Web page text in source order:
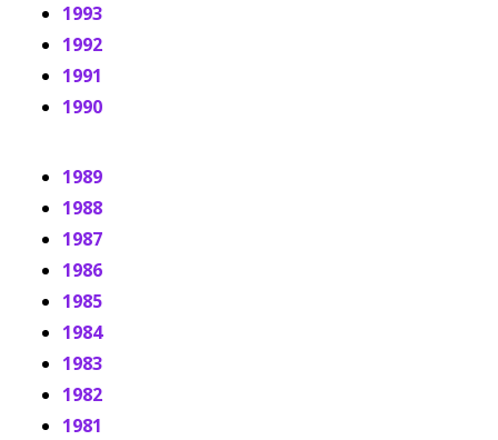
1993
1992
1991
1990
1989
1988
1987
1986
1985
1984
1983
1982
1981